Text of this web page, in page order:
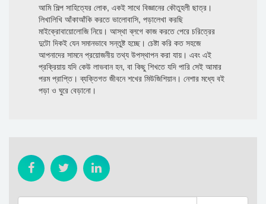
আমি শিল্প সাহিত্যের লোক, একই সাথে বিজ্ঞানের কৌতুহলী ছাত্র।
লিখালিখি আঁকাআঁকি করতে ভালোবাসি, পড়ালেখা করছি
মাইক্রোবায়োলোজি নিয়ে। আস্থা ব্লগে কাজ করতে পেরে চরিত্রের
দুটো দিকই যেন সমানভাবে সন্তুষ্ট হচ্ছে। চেষ্টা করি কত সহজে
আপনাদের সামনে প্রয়োজনীয় তথ্য উপস্থাপন করা যায়। এবং এই
প্রক্রিয়ায় যদি কেউ লাভবান হন, বা কিছু শিখতে যদি পারি সেই আমার
পরম প্রাপ্তি। ব্যক্তিগত জীবনে শখের মিউজিশিয়ান। নেশার মধ্যে বই
পড়া ও ঘুরে বেড়ানো।